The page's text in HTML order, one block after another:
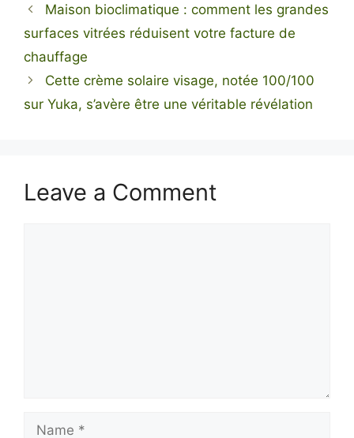
Maison bioclimatique : comment les grandes
surfaces vitrées réduisent votre facture de
chauffage
Cette crème solaire visage, notée 100/100
sur Yuka, s’avère être une véritable révélation
Leave a Comment